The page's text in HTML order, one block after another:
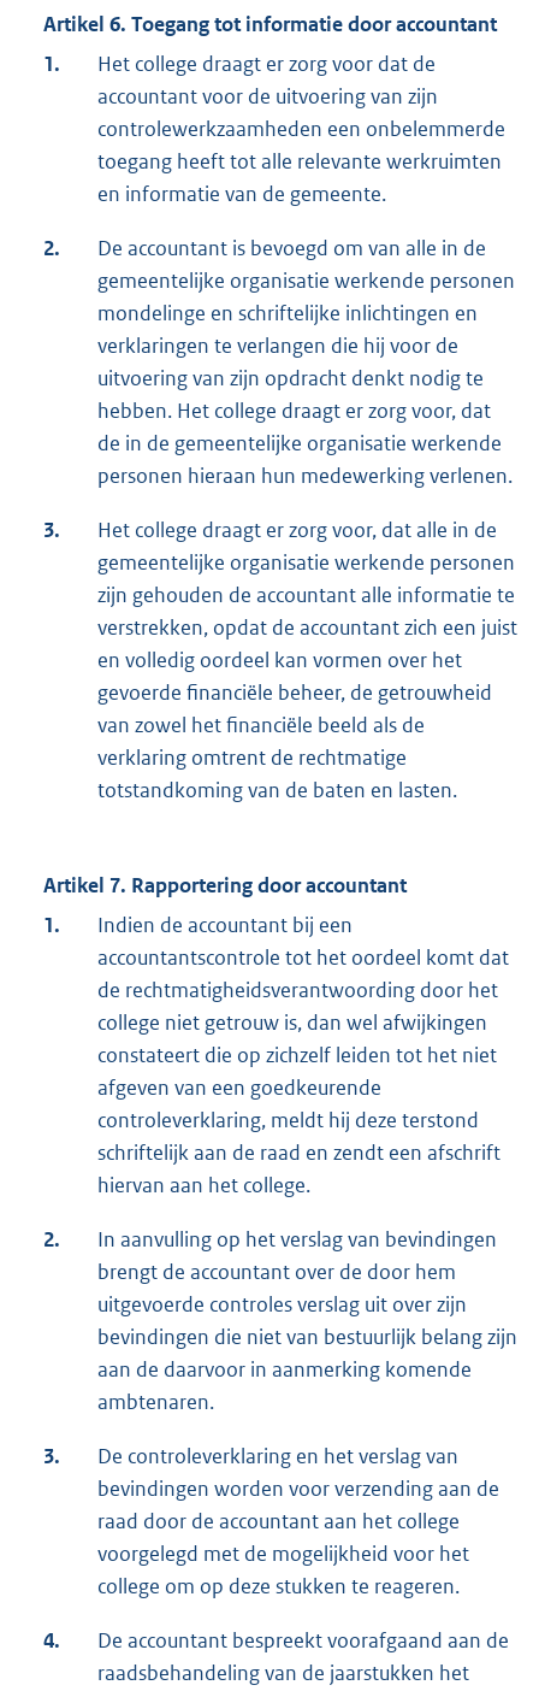
Artikel 6. Toegang tot informatie door accountant
1.
Het college draagt er zorg voor dat de
accountant voor de uitvoering van zijn
controlewerkzaamheden een onbelemmerde
toegang heeft tot alle relevante werkruimten
en informatie van de gemeente.
2.
De accountant is bevoegd om van alle in de
gemeentelijke organisatie werkende personen
mondelinge en schriftelijke inlichtingen en
verklaringen te verlangen die hij voor de
uitvoering van zijn opdracht denkt nodig te
hebben. Het college draagt er zorg voor, dat
de in de gemeentelijke organisatie werkende
personen hieraan hun medewerking verlenen.
3.
Het college draagt er zorg voor, dat alle in de
gemeentelijke organisatie werkende personen
zijn gehouden de accountant alle informatie te
verstrekken, opdat de accountant zich een juist
en volledig oordeel kan vormen over het
gevoerde financiële beheer, de getrouwheid
van zowel het financiële beeld als de
verklaring omtrent de rechtmatige
totstandkoming van de baten en lasten.
Artikel 7. Rapportering door accountant
1.
Indien de accountant bij een
accountantscontrole tot het oordeel komt dat
de rechtmatigheidsverantwoording door het
college niet getrouw is, dan wel afwijkingen
constateert die op zichzelf leiden tot het niet
afgeven van een goedkeurende
controleverklaring, meldt hij deze terstond
schriftelijk aan de raad en zendt een afschrift
hiervan aan het college.
2.
In aanvulling op het verslag van bevindingen
brengt de accountant over de door hem
uitgevoerde controles verslag uit over zijn
bevindingen die niet van bestuurlijk belang zijn
aan de daarvoor in aanmerking komende
ambtenaren.
3.
De controleverklaring en het verslag van
bevindingen worden voor verzending aan de
raad door de accountant aan het college
voorgelegd met de mogelijkheid voor het
college om op deze stukken te reageren.
4.
De accountant bespreekt voorafgaand aan de
raadsbehandeling van de jaarstukken het